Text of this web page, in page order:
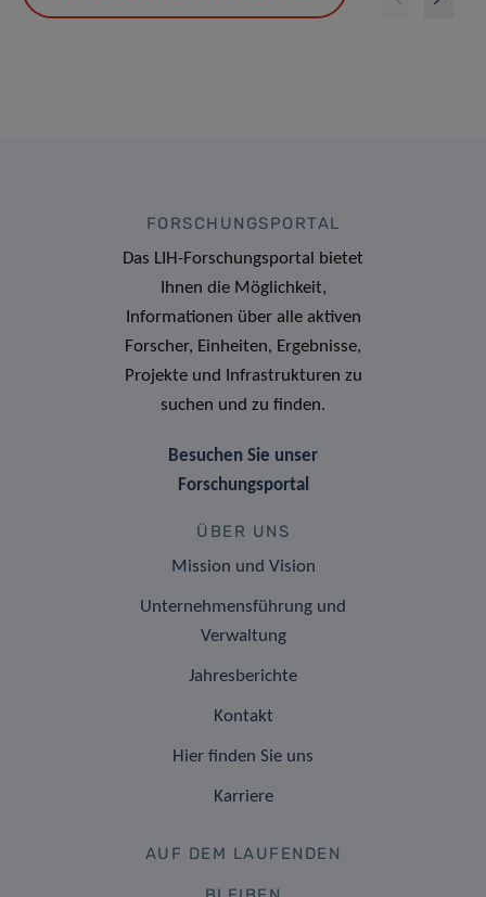
FORSCHUNGSPORTAL
Das LIH-Forschungsportal bietet
Ihnen die Möglichkeit,
Informationen über alle aktiven
Forscher, Einheiten, Ergebnisse,
Projekte und Infrastrukturen zu
suchen und zu finden.
Besuchen Sie unser
Forschungsportal
ÜBER UNS
Mission und Vision
Unternehmensführung und
Verwaltung
Jahresberichte
Kontakt
Hier finden Sie uns
Karriere
AUF DEM LAUFENDEN